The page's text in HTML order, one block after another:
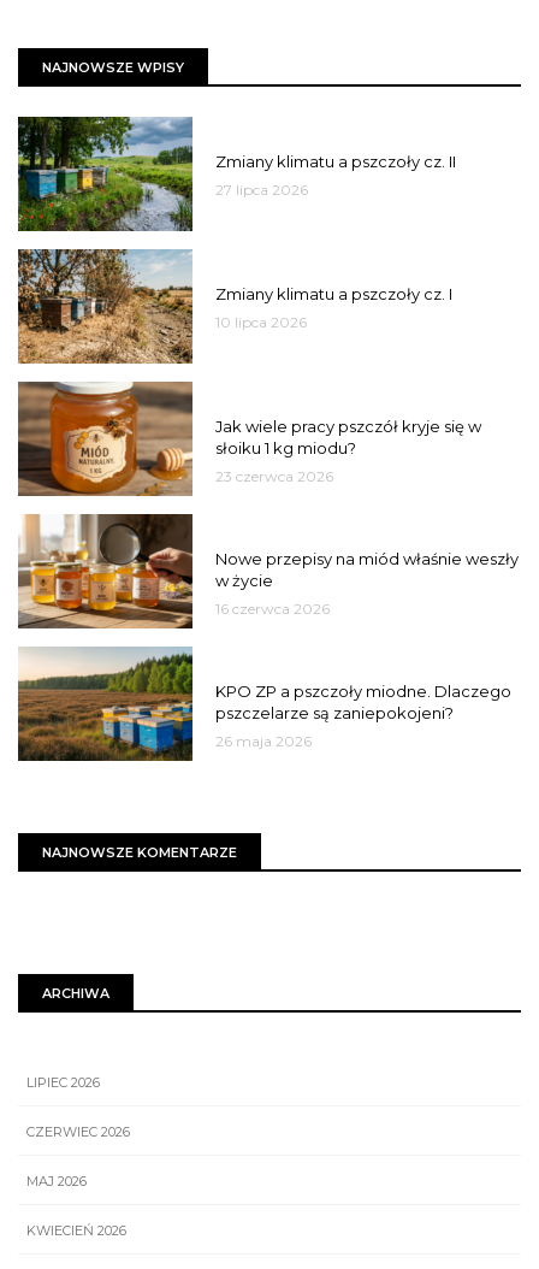
NAJNOWSZE WPISY
Zmiany klimatu a pszczoły cz. II
27 lipca 2026
Zmiany klimatu a pszczoły cz. I
10 lipca 2026
Jak wiele pracy pszczół kryje się w
słoiku 1 kg miodu?
23 czerwca 2026
Nowe przepisy na miód właśnie weszły
w życie
16 czerwca 2026
KPO ZP a pszczoły miodne. Dlaczego
pszczelarze są zaniepokojeni?
26 maja 2026
NAJNOWSZE KOMENTARZE
ARCHIWA
LIPIEC 2026
CZERWIEC 2026
MAJ 2026
KWIECIEŃ 2026